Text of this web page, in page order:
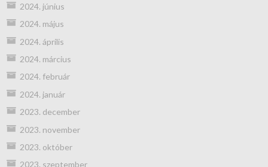
2024. június
2024. május
2024. április
2024. március
2024. február
2024. január
2023. december
2023. november
2023. október
2023. szeptember